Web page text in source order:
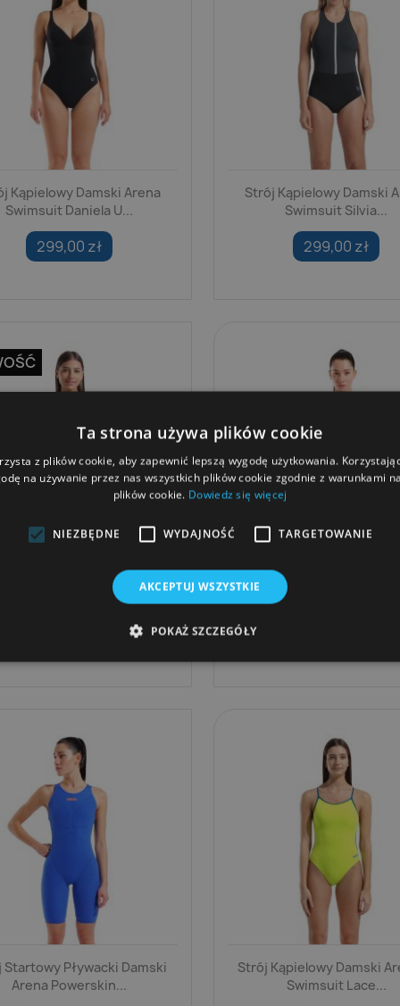
Kąpielowy Damski Arena
Swimsuit Daniela U...
299,00 zł
Strój Kąpielowy Damski
Swimsuit Silvia...
299,00 zł
Kąpielowy Arena Swimsuit
Stroj Startowy Pływacki
Arena Powerskin...
Pływacki Damski
Arena Powerskin...
Strój Kąpielowy Damski
Swimsuit Lace...
Ta strona używa plików cookie
z plików cookie, aby zapewnić lepszą wygodę użytkowania.
na używanie przez nas wszystkich plików cookie zgodnie z warunkami
plików cookie. Dowiedz się więcej
NIEZBĘDNE WYDAJNOŚĆ TARGETOWANIE
AKCEPTUJ WSZYSTKIE
POKAŻ SZCZEGÓŁY